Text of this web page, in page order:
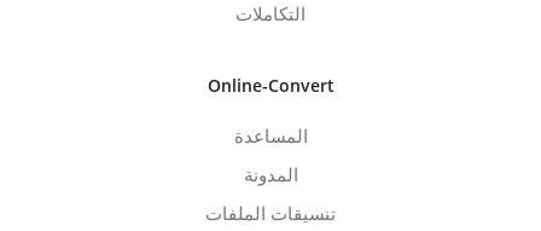
التكاملات
Online-Convert
المساعدة
المدونة
تنسيقات الملفات